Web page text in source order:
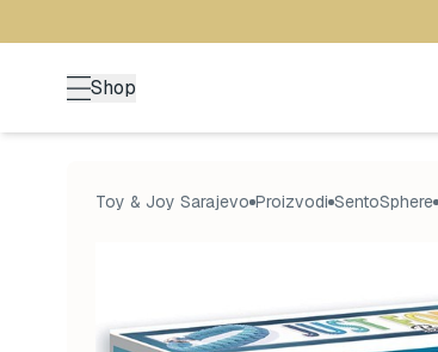
Shop
Toy & Joy Sarajevo Proizvodi SentoSphere